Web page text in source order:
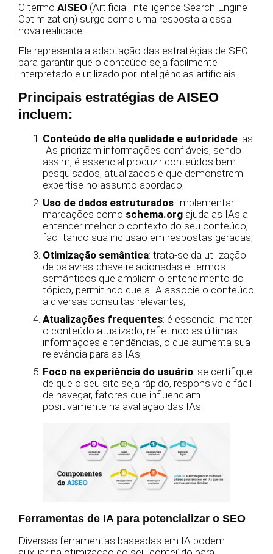
O termo AISEO (Artificial Intelligence Search Engine
Optimization) surge como uma resposta a essa
nova realidade.
Ele representa a adaptação das estratégias de SEO
para garantir que o conteúdo seja facilmente
interpretado e utilizado por inteligências artificiais.
Principais estratégias de AISEO
incluem:
Conteúdo de alta qualidade e autoridade: as
IAs priorizam informações confiáveis, sendo
assim, é essencial produzir conteúdos bem
pesquisados, atualizados e que demonstrem
expertise no assunto abordado;
Uso de dados estruturados: implementar
marcações como schema.org ajuda as IAs a
entender melhor o contexto do seu conteúdo,
facilitando sua inclusão em respostas geradas;
Otimização semântica: trata-se da utilização
de palavras-chave relacionadas e termos
semânticos que ampliam o entendimento do
tópico, permitindo que a IA associe o conteúdo
a diversas consultas relevantes;
Atualizações frequentes: é essencial manter
o conteúdo atualizado, refletindo as últimas
informações e tendências, o que aumenta sua
relevância para as IAs;
Foco na experiência do usuário: se certifique
de que o seu site seja rápido, responsivo e fácil
de navegar, fatores que influenciam
positivamente na avaliação das IAs.
Ferramentas de IA para potencializar o SEO
Diversas ferramentas baseadas em IA podem